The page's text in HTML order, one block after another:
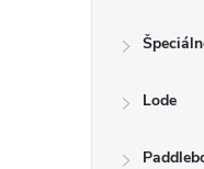
Lode